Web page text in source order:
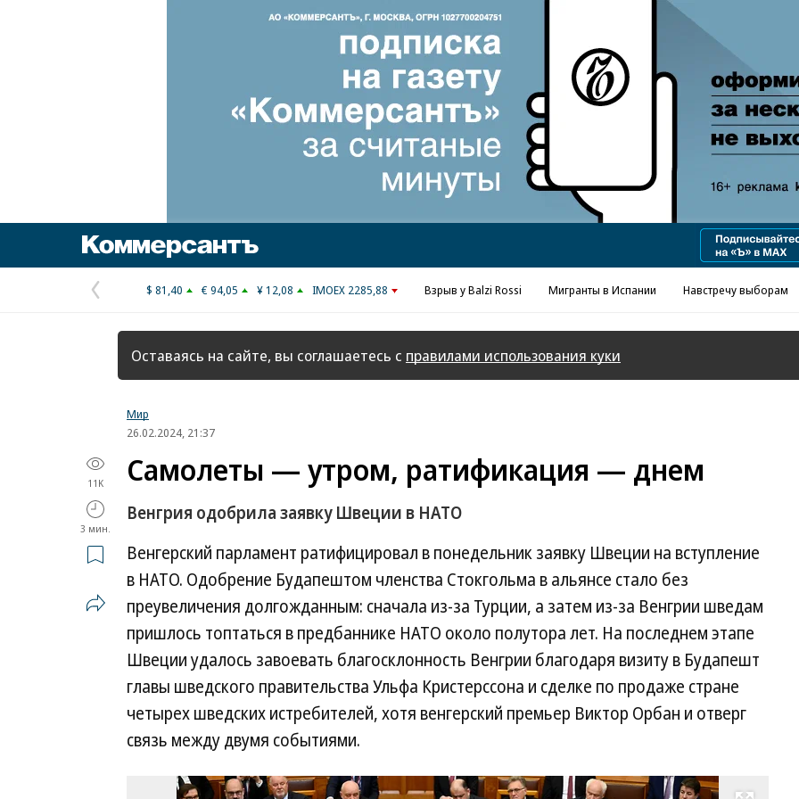
Реклама в «Ъ» www.kommersant.ru/ad
Предыдущая
страница
$ 81,40 € 94,05 ¥ 12,08 IMOEX 2285,88 Взрыв у Balzi Rossi Мигранты в Испании Навстречу выборам
Оставаясь на сайте, вы соглашаетесь с правилами использования куки
Мир
26.02.2024, 21:37
11K
3 мин.
Самолеты — утром, ратификация — днем
Венгрия одобрила заявку Швеции в НАТО
Венгерский парламент ратифицировал в понедельник заявку Швеции на вступление
в НАТО. Одобрение Будапештом членства Стокгольма в альянсе стало без
преувеличения долгожданным: сначала из-за Турции, а затем из-за Венгрии шведам
пришлось топтаться в предбаннике НАТО около полутора лет. На последнем этапе
Швеции удалось завоевать благосклонность Венгрии благодаря визиту в Будапешт
главы шведского правительства Ульфа Кристерссона и сделке по продаже стране
четырех шведских истребителей, хотя венгерский премьер Виктор Орбан и отверг
связь между двумя событиями.